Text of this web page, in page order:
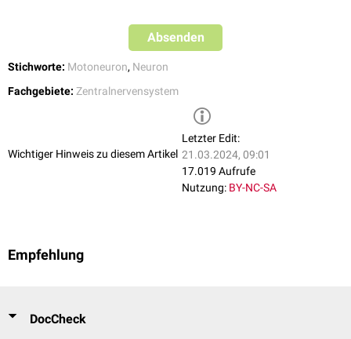
Absenden
Stichworte: Motoneuron, Neuron
Fachgebiete: Zentralnervensystem
Wichtiger Hinweis zu diesem Artikel
Letzter Edit:
21.03.2024, 09:01
17.019 Aufrufe
Nutzung: BY-NC-SA
Empfehlung
DocCheck